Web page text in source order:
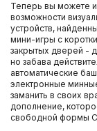
Теперь вы можете
возможности
устройств,
мини-игры с
закрытых дверей -
но забава
автоматические
электронные
заманить в своих
дополнение,
свободной формы